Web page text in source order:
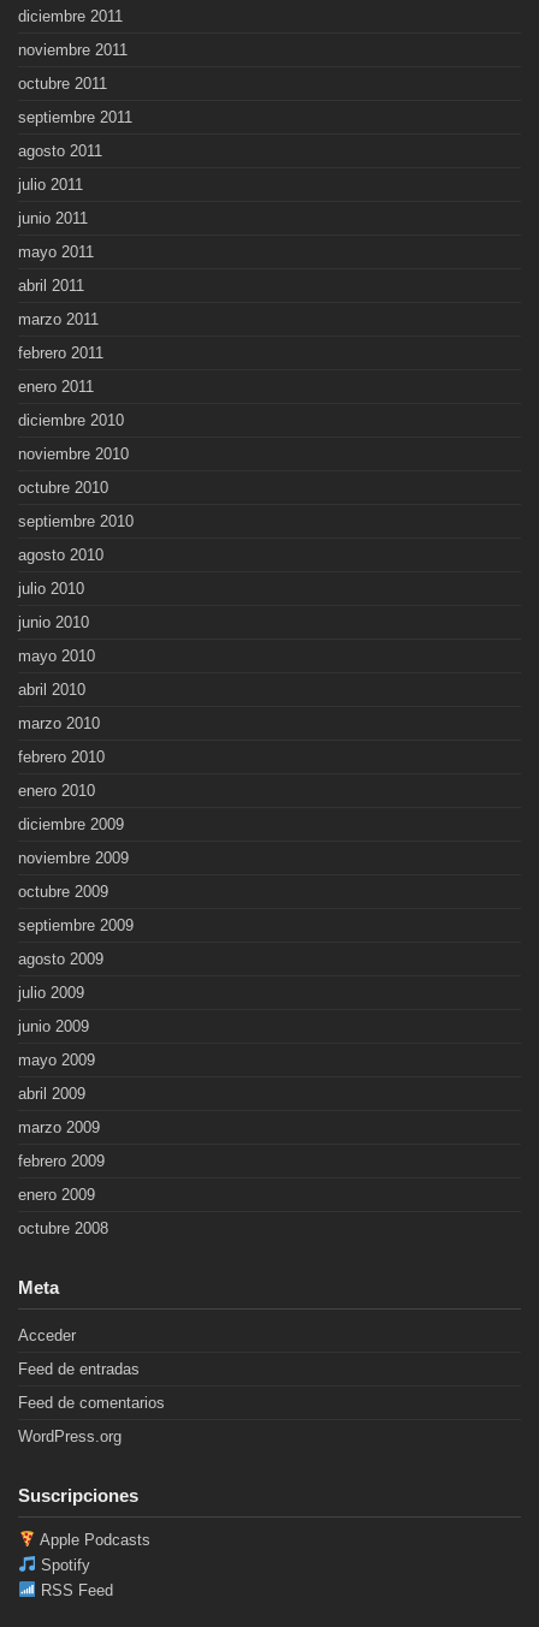
diciembre 2011
noviembre 2011
octubre 2011
septiembre 2011
agosto 2011
julio 2011
junio 2011
mayo 2011
abril 2011
marzo 2011
febrero 2011
enero 2011
diciembre 2010
noviembre 2010
octubre 2010
septiembre 2010
agosto 2010
julio 2010
junio 2010
mayo 2010
abril 2010
marzo 2010
febrero 2010
enero 2010
diciembre 2009
noviembre 2009
octubre 2009
septiembre 2009
agosto 2009
julio 2009
junio 2009
mayo 2009
abril 2009
marzo 2009
febrero 2009
enero 2009
octubre 2008
Meta
Acceder
Feed de entradas
Feed de comentarios
WordPress.org
Suscripciones
Apple Podcasts
Spotify
RSS Feed